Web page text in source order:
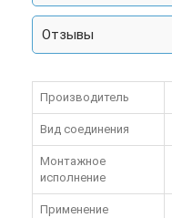
Отзывы
Производитель
Вид соединения
Монтажное
исполнение
Применение